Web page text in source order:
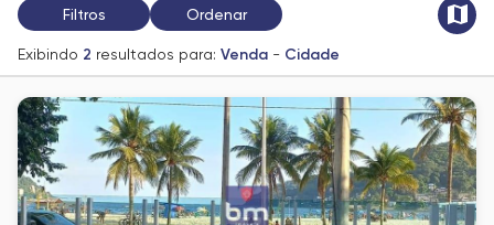
Filtros Ordenar
Exibindo 2 resultados para: Venda - Cidade